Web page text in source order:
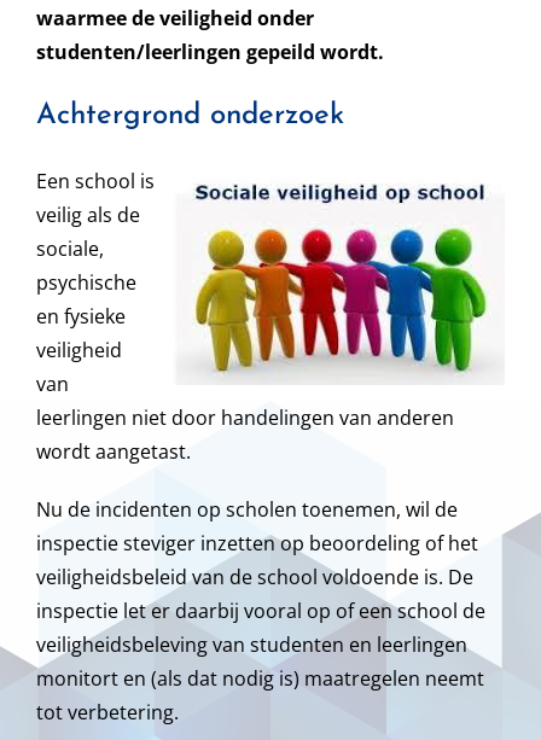
waarmee de veiligheid onder
studenten/leerlingen gepeild wordt.
Achtergrond onderzoek
Een school is
veilig als de
sociale,
psychische
en fysieke
veiligheid
van
leerlingen niet door handelingen van anderen
wordt aangetast.
Nu de incidenten op scholen toenemen, wil de
inspectie steviger inzetten op beoordeling of het
veiligheidsbeleid van de school voldoende is. De
inspectie let er daarbij vooral op of een school de
veiligheidsbeleving van studenten en leerlingen
monitort en (als dat nodig is) maatregelen neemt
tot verbetering.